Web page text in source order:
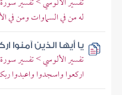
له من في السماوات ومن في
يا أيها الذين آمنوا
تفسير الألوسي > تفسير سورة
اركعوا واسجدوا واعبدوا